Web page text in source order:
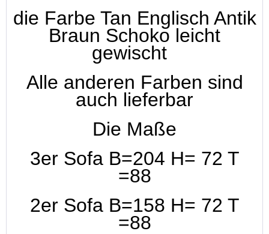
die Farbe Tan Englisch Antik
Braun Schoko leicht
gewischt
Alle anderen Farben sind
auch lieferbar
Die Maße
3er Sofa B=204 H= 72 T
=88
2er Sofa B=158 H= 72 T
=88